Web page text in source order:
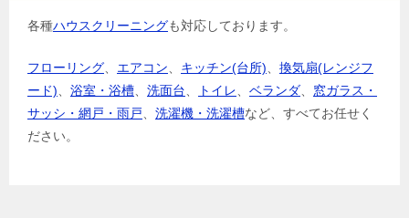
各種ハウスクリーニングも対応しております。
フローリング エアコン キッチン(台所)
換気扇(レンジフ
ード)
浴室・浴槽 洗面台 トイレ ベランダ
窓ガラス・
サッシ・網戸・雨戸
洗濯機・洗濯槽など、すべてお任せく
ださい。